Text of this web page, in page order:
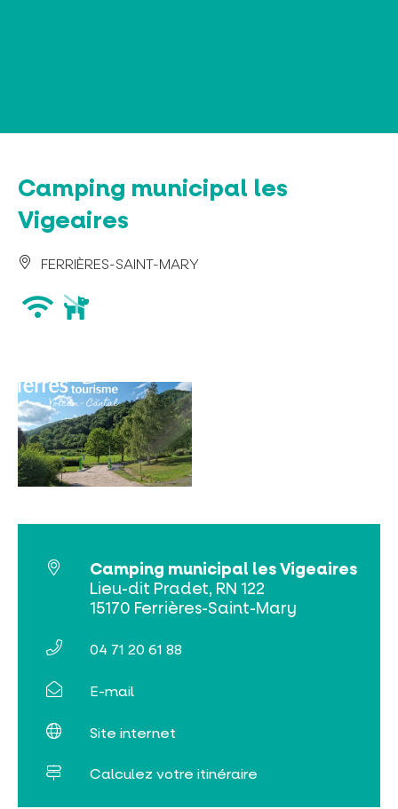
INCONTOURNABLES
PLEINE NATURE
VISITES ET SAVOIR-FAIRE
Camping municipal les
Vigeaires
FERRIÈRES-SAINT-MARY
wifi
Camping municipal les Vigeaires
Lieu-dit Pradet, RN 122
15170 Ferrières-Saint-Mary
04 71 20 61 88
E-mail
Site internet
Calculez votre itinéraire